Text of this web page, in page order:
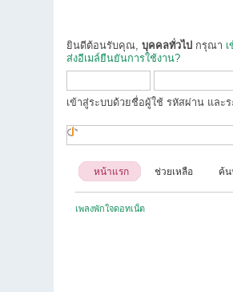
ยินดีต้อนรับคุณ,บุคคลทั่วไป กรุณา
ส่งอีเมล์ยืนยันการใช้งาน?
เข้าสู่ระบบด้วยชื่อผู้ใช้ รหัสผ่าน และร
หน้าแรก ช่วยเหลือ ค้น
เพลงพักใจดอทเน็ต